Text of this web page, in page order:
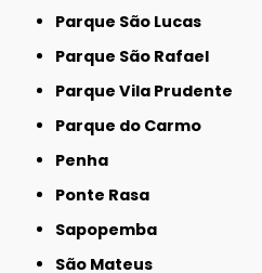
Parque São Lucas
Parque São Rafael
Parque Vila Prudente
Parque do Carmo
Penha
Ponte Rasa
Sapopemba
São Mateus